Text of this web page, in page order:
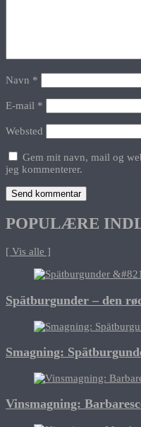
Navn *
E-mail *
Websted
Gem mit navn, mail og
jeg kommenterer.
POPULÆRE
[ Vis alle ]
Spätburgunder – den
Smagning:
Vinsmagning: